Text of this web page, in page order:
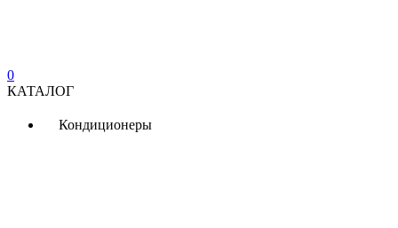
0
КАТАЛОГ
Кондиционеры